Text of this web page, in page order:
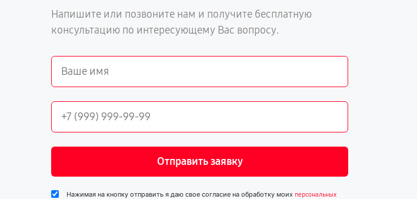
Напишите или позвоните нам и получите бесплатную
консультацию по интересующему Вас вопросу.
Отправить заявку
Нажимая на кнопку отправить я даю свое согласие на обработку моих персональных